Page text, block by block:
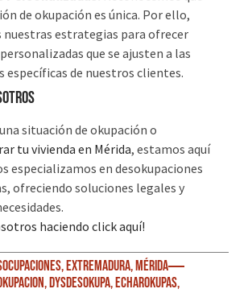
de okupación es única. Por ello,
nuestras estrategias para ofrecer
que se ajusten a las
específicas de nuestros clientes.
situación de okupación o
tu vivienda en Mérida, estamos aquí
especializamos en desokupaciones
ofreciendo soluciones legales y
haciendo click aquí!
,Extremadura,Mérida
,DySDesokupa,EcharOkupas,